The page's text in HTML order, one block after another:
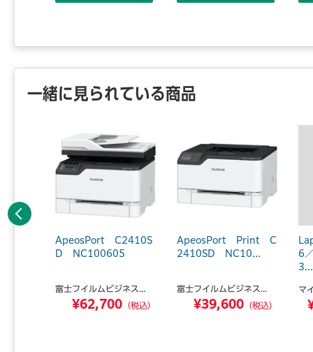
一緒に見られている商品
ApeosPort C2410S
D NC100605
富士フイルムビジネス...
¥62,700 （税込）
ApeosPort Print C
2410SD NC10...
富士フイルムビジネス...
¥39,600 （税込）
6
3...
マ
前へ